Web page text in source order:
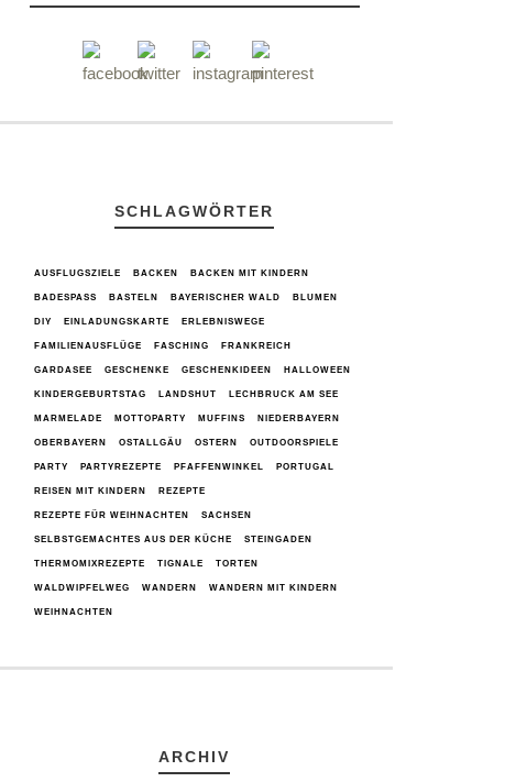
SCHLAGWÖRTER
AUSFLUGSZIELE BACKEN BACKEN MIT KINDERN
BADESPASS BASTELN BAYERISCHER WALD BLUMEN
DIY EINLADUNGSKARTE ERLEBNISWEGE
FAMILIENAUSFLÜGE FASCHING FRANKREICH
GARDASEE GESCHENKE GESCHENKIDEEN HALLOWEEN
KINDERGEBURTSTAG LANDSHUT LECHBRUCK AM SEE
MARMELADE MOTTOPARTY MUFFINS NIEDERBAYERN
OBERBAYERN OSTALLGÄU OSTERN OUTDOORSPIELE
PARTY PARTYREZEPTE PFAFFENWINKEL PORTUGAL
REISEN MIT KINDERN REZEPTE
REZEPTE FÜR WEIHNACHTEN SACHSEN
SELBSTGEMACHTES AUS DER KÜCHE STEINGADEN
THERMOMIXREZEPTE TIGNALE TORTEN
WALDWIPFELWEG WANDERN WANDERN MIT KINDERN
WEIHNACHTEN
ARCHIV